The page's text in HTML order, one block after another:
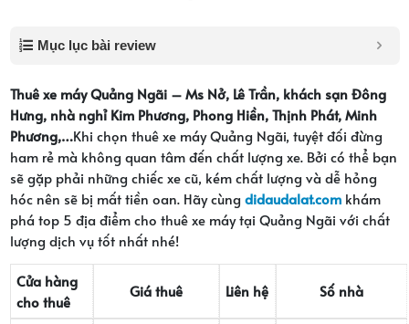
Mục lục bài review
Thuê xe máy Quảng Ngãi – Ms Nở, Lê Trần, khách sạn Đông
Hưng, nhà nghỉ Kim Phương, Phong Hiền, Thịnh Phát, Minh
Phương,…Khi chọn thuê xe máy Quảng Ngãi, tuyệt đối đừng
ham rẻ mà không quan tâm đến chất lượng xe. Bởi có thể bạn
sẽ gặp phải những chiếc xe cũ, kém chất lượng và dễ hỏng
hóc nên sẽ bị mất tiền oan. Hãy cùng didaudalat.comkhám
phá top 5 địa điểm cho thuê xe máy tại Quảng Ngãi với chất
lượng dịch vụ tốt nhất nhé!
Cửa hàng
cho thuê
Giá thuê Liên hệ Số nhà